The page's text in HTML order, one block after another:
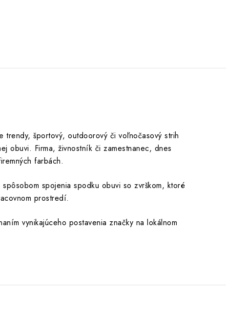
trendy, športový, outdoorový či voľnočasový strih
obuvi. Firma, živnostník či zamestnanec, dnes
farbách.
spojenia spodku obuvi so zvrškom, ktoré
prostredí.
vynikajúceho postavenia značky na lokálnom